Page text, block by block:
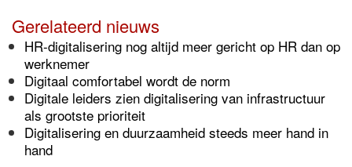
Gerelateerd nieuws
HR-digitalisering nog altijd meer gericht op HR dan op
werknemer
Digitaal comfortabel wordt de norm
Digitale leiders zien digitalisering van infrastructuur
als grootste prioriteit
Digitalisering en duurzaamheid steeds meer hand in
hand